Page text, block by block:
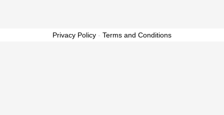
Privacy Policy - Terms and Conditions